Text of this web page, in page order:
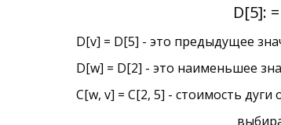
D[5]:
D[v] = D[5] - это предыдущее
D[w] = D[2] - это наименьшее
C[w, v] = C[2, 5] - стоимость